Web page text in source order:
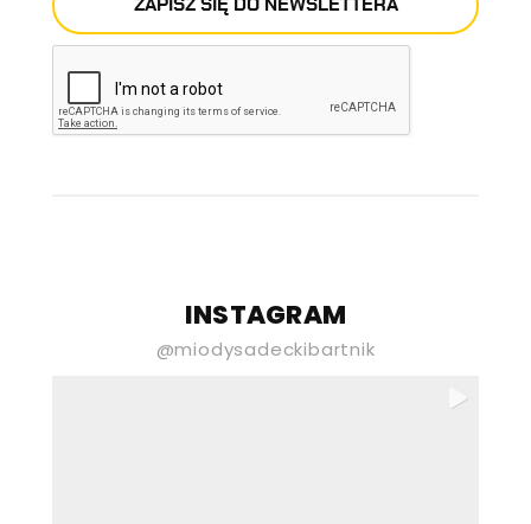
ZAPISZ SIĘ DO NEWSLETTERA
E-mail
Wyrażam zgodę na przetwarzanie
moich danych osobowych podanych
„Sądecki Bartnik” Spółka z ograniczoną
INSTAGRAM
@miodysadeckibartnik